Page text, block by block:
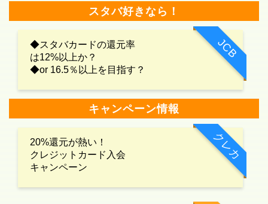
スタバ好きなら！
JCB
◆スタバカードの還元率
は12%以上か？
◆or 16.5％以上を目指す？
キャンペーン情報
クレカ
20%還元が熱い！
クレジットカード入会
キャンペーン